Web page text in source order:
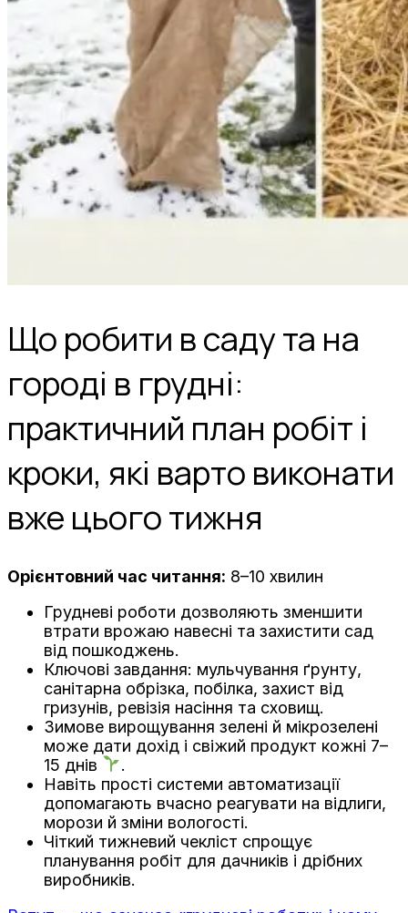
Що робити в саду та на
городі в грудні:
практичний план робіт і
кроки, які варто виконати
вже цього тижня
Орієнтовний час читання: 8–10 хвилин
Грудневі роботи дозволяють зменшити
втрати врожаю навесні та захистити сад
від пошкоджень.
Ключові завдання: мульчування ґрунту,
санітарна обрізка, побілка, захист від
гризунів, ревізія насіння та сховищ.
Зимове вирощування зелені й мікрозелені
може дати дохід і свіжий продукт кожні 7–
15 днів
.
Навіть прості системи автоматизації
допомагають вчасно реагувати на відлиги,
морози й зміни вологості.
Чіткий тижневий чекліст спрощує
планування робіт для дачників і дрібних
виробників.